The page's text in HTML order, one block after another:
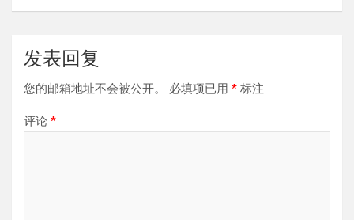
发表回复
您的邮箱地址不会被公开。 必填项已用 * 标注
评论 *